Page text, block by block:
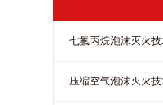
七氟丙烷泡沫灭火
压缩空气泡沫灭火